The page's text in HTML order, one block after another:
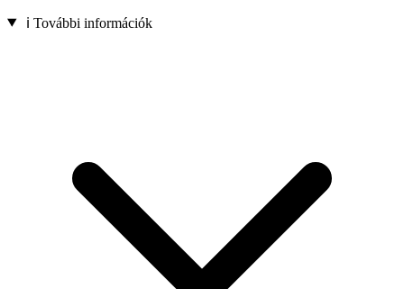
ℹ️ További információk